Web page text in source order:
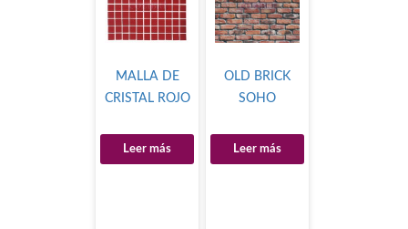
MALLA DE
CRISTAL ROJO
Leer más
OLD BRICK
SOHO
Leer más